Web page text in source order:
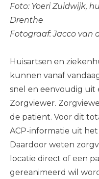
Foto: Yoeri Zuidwijk,
Drenthe
Fotograaf: Jacco van
Huisartsen en
kunnen vanaf
snel en eenvoudig uit
Zorgviewer.
de patiënt. Voor dit
ACP-informatie uit
Daardoor weten
locatie direct of een
gereanimeerd wil